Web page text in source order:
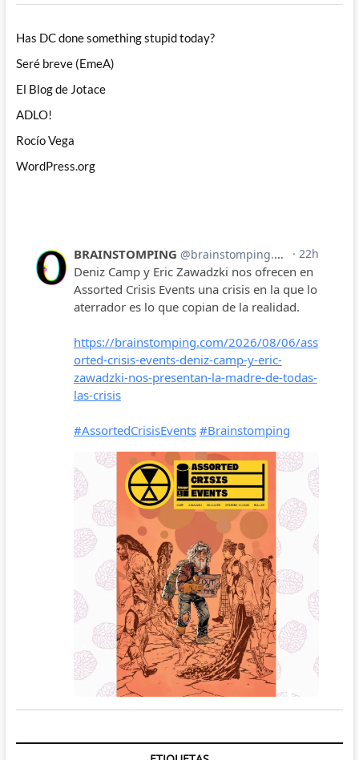
Has DC done something stupid today?
Seré breve (EmeA)
El Blog de Jotace
ADLO!
Rocío Vega
WordPress.org